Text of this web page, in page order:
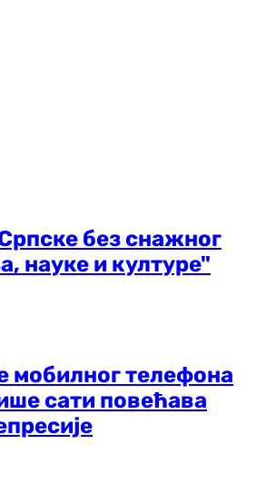
без снажног
науке и културе"
телефона
сати повећава